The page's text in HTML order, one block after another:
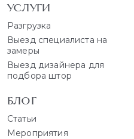
УСЛУГИ
Разгрузка
Выезд специалиста на
замеры
Выезд дизайнера для
подбора штор
БЛОГ
Статьи
Мероприятия